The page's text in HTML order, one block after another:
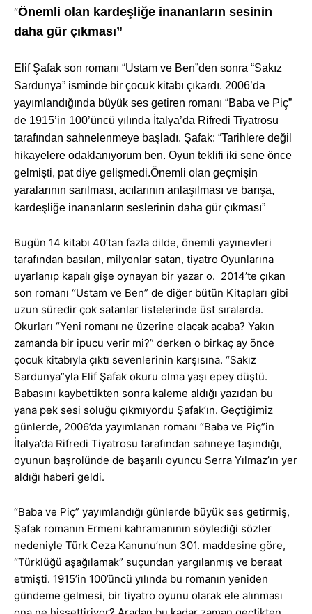
“Önemli olan kardeşliğe inananların sesinin
daha gür çıkması”
Elif Şafak son romanı “Ustam ve Ben”den sonra “Sakız
Sardunya” isminde bir çocuk kitabı çıkardı. 2006’da
yayımlandığında büyük ses getiren romanı “Baba ve Piç”
de 1915’in 100’üncü yılında İtalya’da Rifredi Tiyatrosu
tarafından sahnelenmeye başladı. Şafak: “Tarihlere değil
hikayelere odaklanıyorum ben. Oyun teklifi iki sene önce
gelmişti, pat diye gelişmedi.Önemli olan geçmişin
yaralarının sarılması, acılarının anlaşılması ve barışa,
kardeşliğe inananların seslerinin daha gür çıkması”
Bugün 14 kitabı 40’tan fazla dilde, önemli yayınevleri
tarafından basılan, milyonlar satan, tiyatro Oyunlarına
uyarlanıp kapalı gişe oynayan bir yazar o. 2014’te çıkan
son romanı “Ustam ve Ben” de diğer bütün Kitapları gibi
uzun süredir çok satanlar listelerinde üst sıralarda.
Okurları “Yeni romanı ne üzerine olacak acaba? Yakın
zamanda bir ipucu verir mi?” derken o birkaç ay önce
çocuk kitabıyla çıktı sevenlerinin karşısına. “Sakız
Sardunya”yla Elif Şafak okuru olma yaşı epey düştü.
Babasını kaybettikten sonra kaleme aldığı yazıdan bu
yana pek sesi soluğu çıkmıyordu Şafak’ın. Geçtiğimiz
günlerde, 2006’da yayımlanan romanı “Baba ve Piç”in
İtalya’da Rifredi Tiyatrosu tarafından sahneye taşındığı,
oyunun başrolünde de başarılı oyuncu Serra Yılmaz’ın yer
aldığı haberi geldi.
“Baba ve Piç” yayımlandığı günlerde büyük ses getirmiş,
Şafak romanın Ermeni kahramanının söylediği sözler
nedeniyle Türk Ceza Kanunu’nun 301. maddesine göre,
“Türklüğü aşağılamak” suçundan yargılanmış ve beraat
etmişti. 1915’in 100’üncü yılında bu romanın yeniden
gündeme gelmesi, bir tiyatro oyunu olarak ele alınması